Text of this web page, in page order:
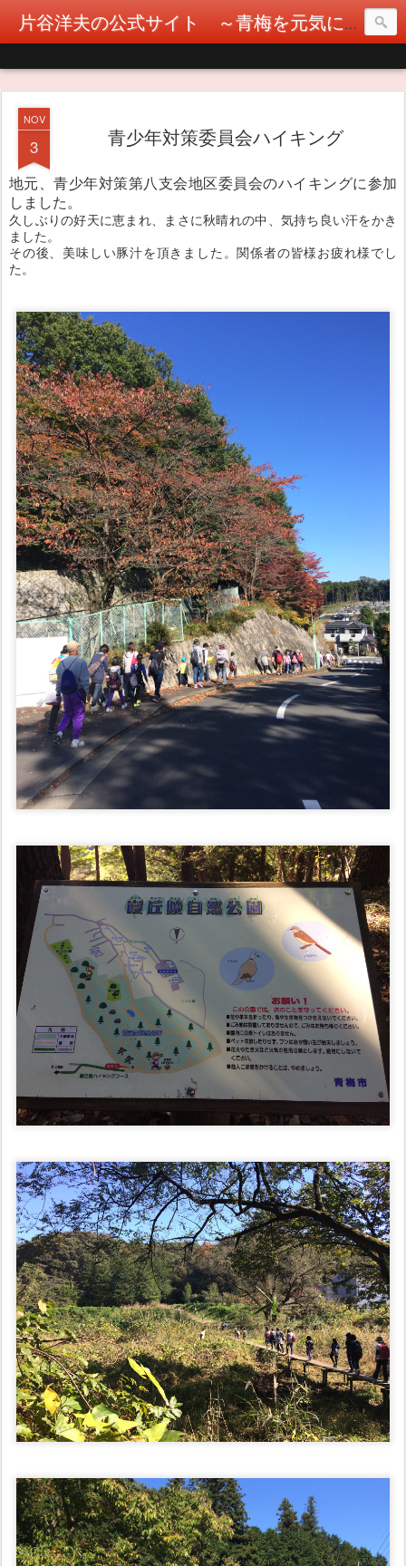
片谷洋夫の公式サイト ～青梅を元気に！カタヤぶりな挑戦！～
NOV
3 青少年対策委員会ハイキング
地元、青少年対策第八支会地区委員会のハイキングに参加
しました。
久しぶりの好天に恵まれ、まさに秋晴れの中、気持ち良い汗をかき
ました。
その後、美味しい豚汁を頂きました。関係者の皆様お疲れ様でし
た。